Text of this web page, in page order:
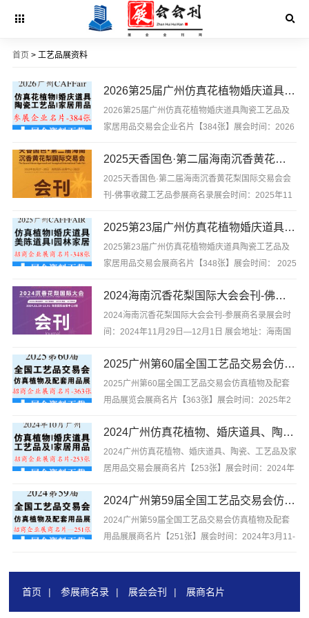
首页 > 工艺品展资料
2026第25届广州仿真花植物婚庆道具陶瓷工艺品及家居用品交易会企业名片【384张】
2026第25届广州仿真花植物婚庆道具陶瓷工艺品及
家居用品交易会企业名片【384张】展会时间：2026
第25届广州仿真花植物婚庆道具陶瓷工艺品及家居用
品交易会企业名片【384张】含参展企业联系方式
等，是你寻...
2025天香国色·第二届海南沉香黄花梨国际交易会会刊-佛事收藏工艺品参展商名录
2025天香国色·第二届海南沉香黄花梨国际交易会会
刊-佛事收藏工艺品参展商名录展会时间：2025年11
香国色·第二届海南沉香黄花梨国际交易会会刊-参展
商名录，含企业简介，含参展企业联系方式等，是...
2025第23届广州仿真花植物婚庆道具陶瓷工艺品及家居用品交易会展商名片【348张】
2025第23届广州仿真花植物婚庆道具陶瓷工艺品及
家居用品交易会展商名片【348张】展会时间： 2025
2025CAFFFAIR第23届广州仿真花植物婚庆道具陶瓷
工艺品及家...
2024海南沉香花梨国际大会会刊-佛事收藏工艺品参展商名录
2024海南沉香花梨国际大会会刊-参展商名录展会时
间：2024年11月29日—12月1日 展会地址：海南国
名录，含企业简介，含参展企业联系方式等，是你寻
找项目、产品与厂商货源的最佳帮手。不用再东奔
西...
2025广州第60届全国工艺品交易会仿真植物及配套用品展览会展商名片【363张】
2025广州第60届全国工艺品交易会仿真植物及配套
用品展览会展商名片【363张】展会时间：2025年2
易会展馆2025广州第60届全国工艺品交易会仿真植
物及配套用品展览会展商名片...
2024广州仿真花植物、婚庆道具、陶瓷、工艺品及家居用品交易会展商名片【253张】
2024广州仿真花植物、婚庆道具、陶瓷、工艺品及家
居用品交易会展商名片【253张】展会时间：2024年
心2024广州仿真花植物、婚庆道具、陶瓷、工艺品及
家居用...
2024广州第59届全国工艺品交易会仿真植物及配套用品展展商名片【251张】
2024广州第59届全国工艺品交易会仿真植物及配套
用品展展商名片【251张】展会时间：2024年3月11-
全国工艺品交易会仿真植物及配套用品展展商名片
【25...
首页 | 参展商名录 | 展会会刊 | 展商名片